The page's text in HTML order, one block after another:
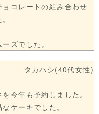
コレートの組み合わせ
ズでした。
タカハシ(40代女性)
今年も予約しました。
ケーキでした。